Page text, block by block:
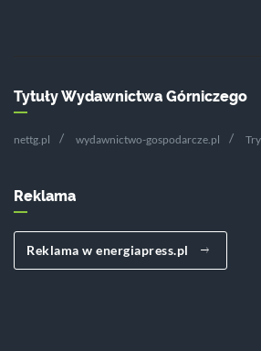
Tytuły Wydawnictwa Górniczego
nettg.pl wydawnictwo-gospodarcze.pl
Reklama
Reklama w energiapress.pl